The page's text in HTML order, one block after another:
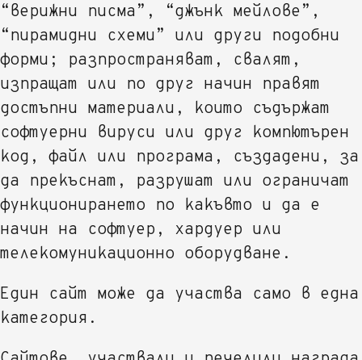
“верижни писма”, “джънк мейлове”,
“пирамидни схеми” или други подобни
форми; разпространяват, свалят,
изпращат или по друг начин правят
достъпни материали, които съдържат
софтуерни вируси или друг компютърен
код, файл или програма, създадени, за
да прекъснат, разрушат или ограничат
функционирането по какъвто и да е
начин на софтуер, хардуер или
телекомуникационно оборудване.
Един сайт може да участва само в една
категория.